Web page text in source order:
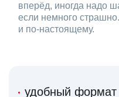
вперёд, иногда надо
если немного
и по‑настоящему.
удобный